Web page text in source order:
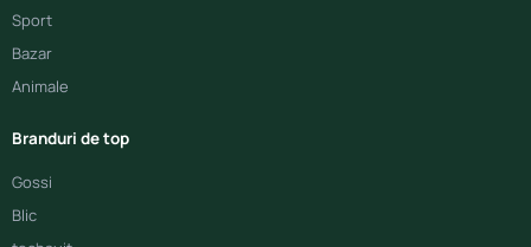
Sport
Bazar
Animale
Branduri de top
Gossi
Blic